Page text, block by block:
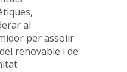
al
per assolir
renovable i de